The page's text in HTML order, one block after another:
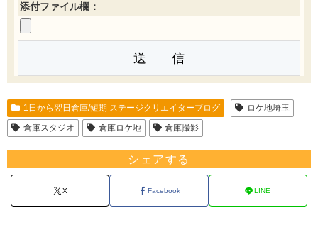
添付ファイル欄：
1日から翌日倉庫/短期 ステージクリエイターブログ
ロケ地埼玉
倉庫スタジオ
倉庫ロケ地 倉庫撮影
シェアする
X Facebook LINE